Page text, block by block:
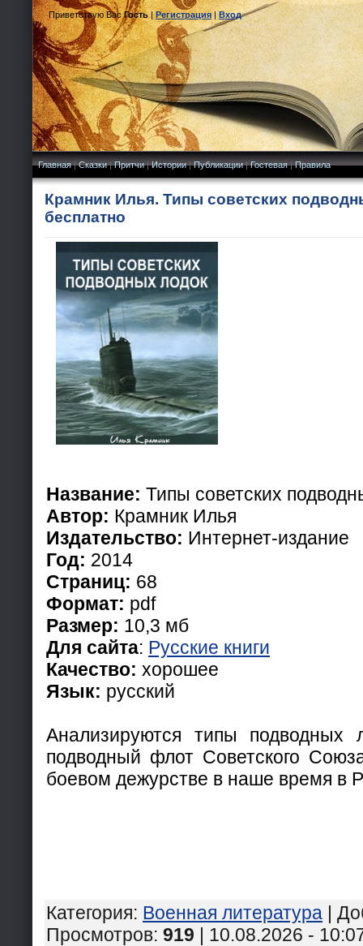
Приветствую Вас Гость|Регистрация|Вход
Главная|Сказки|Притчи|Истории|Публикации|Гостевая|Правила
Крамник Илья. Типы советских
бесплатно
Название: Типы советских
Автор: Крамник Илья
Издательство: Интернет-издание
Год: 2014
Страниц: 68
Формат: pdf
Размер: 10,3 мб
Для сайта: Русские книги
Качество: хорошее
Язык: русский
Анализируются типы подводных
подводный флот Советского
боевом дежурстве в наше время в
Категория: Военная литература |
Просмотров: 919 | 10.08.2026 -